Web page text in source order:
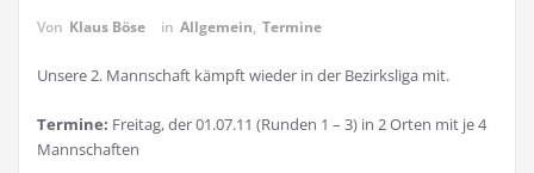
Von Klaus Böse in Allgemein, Termine
Unsere 2. Mannschaft kämpft wieder in der Bezirksliga mit.
Termine: Freitag, der 01.07.11 (Runden 1 – 3) in 2 Orten mit je 4
Mannschaften